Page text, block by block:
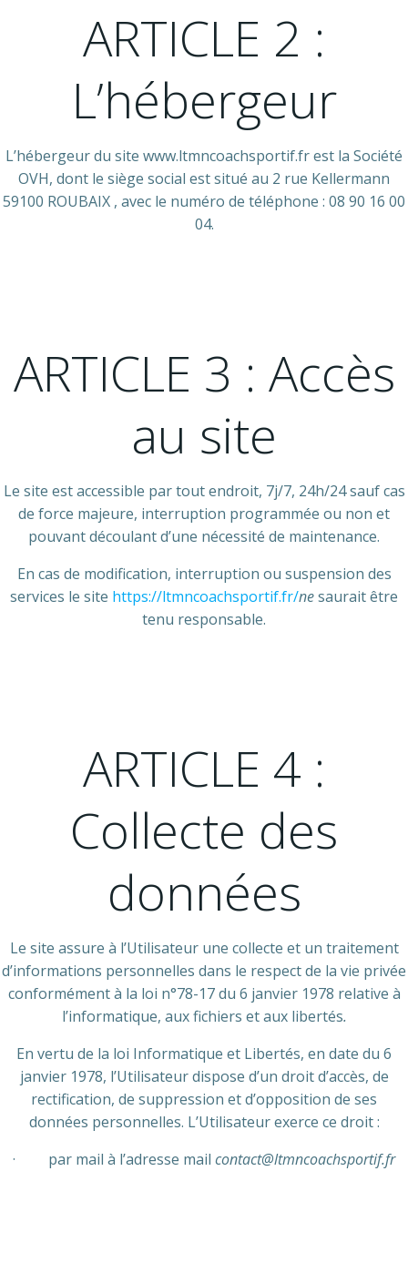
ARTICLE 2 :
L’hébergeur
L’hébergeur du site www.ltmncoachsportif.fr est la Société
OVH, dont le siège social est situé au 2 rue Kellermann
59100 ROUBAIX , avec le numéro de téléphone : 08 90 16 00
04.
ARTICLE 3 : Accès
au site
Le site est accessible par tout endroit, 7j/7, 24h/24 sauf cas
de force majeure, interruption programmée ou non et
pouvant découlant d’une nécessité de maintenance.
En cas de modification, interruption ou suspension des
services le site https://ltmncoachsportif.fr/nesaurait être
tenu responsable.
ARTICLE 4 :
Collecte des
données
Le site assure à l’Utilisateur une collecte et un traitement
d’informations personnelles dans le respect de la vie privée
conformément à la loi n°78-17 du 6 janvier 1978 relative à
l’informatique, aux fichiers et aux libertés.
En vertu de la loi Informatique et Libertés, en date du 6
janvier 1978, l’Utilisateur dispose d’un droit d’accès, de
rectification, de suppression et d’opposition de ses
données personnelles. L’Utilisateur exerce ce droit :
· par mail à l’adresse mail contact@ltmncoachsportif.fr